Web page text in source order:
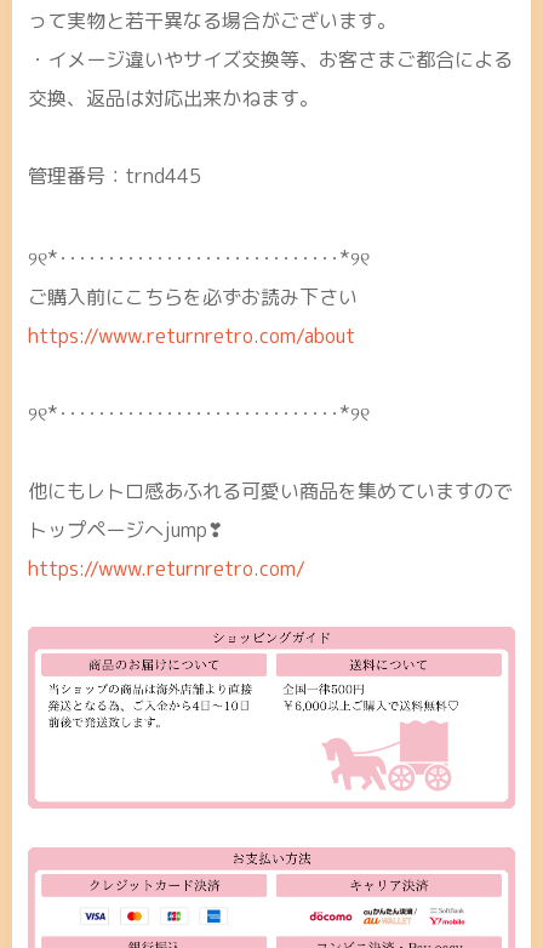
って実物と若干異なる場合がございます。
・イメージ違いやサイズ交換等、お客さまご都合による
交換、返品は対応出来かねます。
管理番号：trnd445
୨୧*･････････････････････････････*୨୧
ご購入前にこちらを必ずお読み下さい
https://www.returnretro.com/about
୨୧*･････････････････････････････*୨୧
他にもレトロ感あふれる可愛い商品を集めていますので
トップページへjump❣
https://www.returnretro.com/